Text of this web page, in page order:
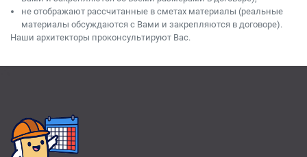
не отображают рассчитанные в сметах материалы (реальные
материалы обсуждаются с Вами и закрепляются в договоре).
Наши архитекторы проконсультируют Вас.